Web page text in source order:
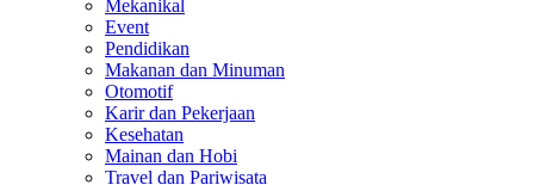
Mekanikal
Event
Pendidikan
Makanan dan Minuman
Otomotif
Karir dan Pekerjaan
Kesehatan
Mainan dan Hobi
Travel dan Pariwisata